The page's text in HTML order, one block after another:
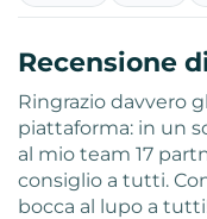
Recensione
Ringrazio davvero
piattaforma: in un
al mio team 17
consiglio a tutti.
bocca al lupo a